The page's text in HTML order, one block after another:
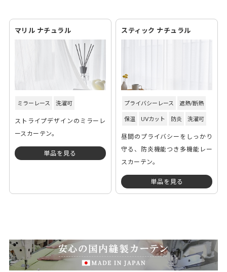
マリル ナチュラル
ミラーレース 洗濯可
ストライプデザインのミラーレ
ースカーテン。
単品を見る
スティック ナチュラル
プライバシーレース 遮熱/断熱
保温 UVカット 防炎 洗濯可
昼間のプライバシーをしっかり
守る、防炎機能つき多機能レー
スカーテン。
単品を見る